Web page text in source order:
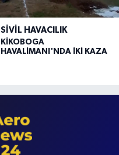
SIVIL HAVACILIK
KİKOBOGA
HAVALİMANI'NDA İKİ KAZA